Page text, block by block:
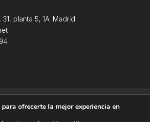
planta 5, 1A. Madrid
Política de Cookies
ofrecerte la mejor experiencia en